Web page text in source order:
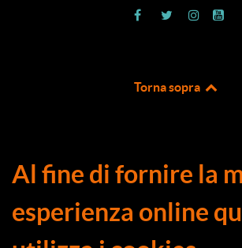
Torna sopra
Al fine di fornire la
esperienza online